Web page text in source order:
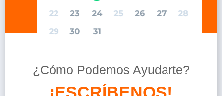
¿Cómo Podemos Ayudarte?
D